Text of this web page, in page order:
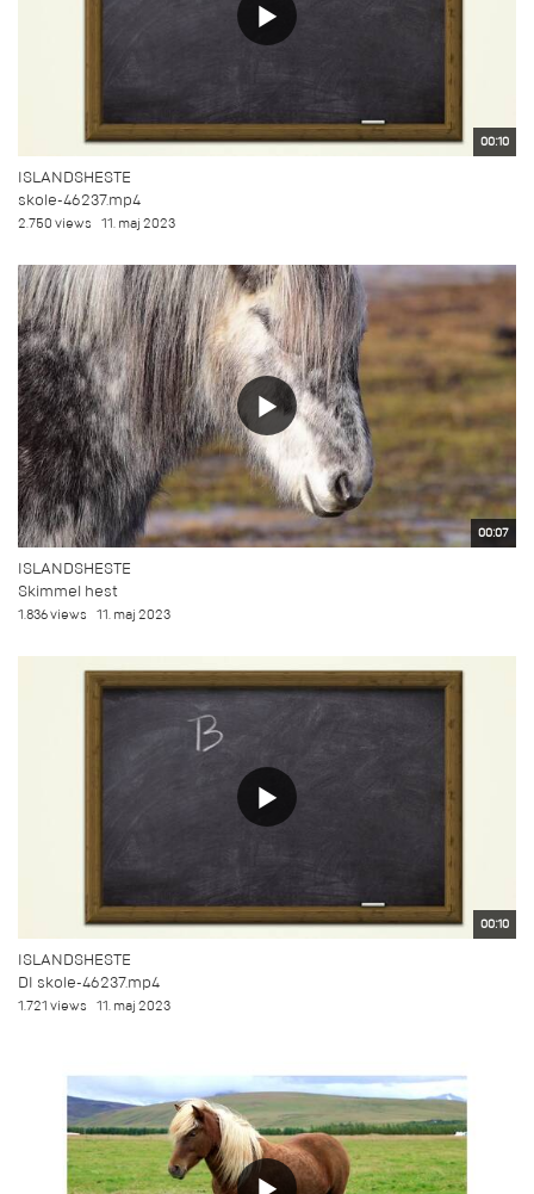
00:10
ISLANDSHESTE
skole-46237.mp4
2.750 views 11. maj 2023
00:07
ISLANDSHESTE
Skimmel hest
1.836 views 11. maj 2023
00:10
ISLANDSHESTE
DI skole-46237.mp4
1.721 views 11. maj 2023